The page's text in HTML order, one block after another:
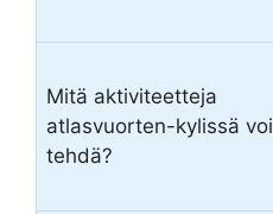
Mitä aktiviteetteja
atlasvuorten-kylissä voi
tehdä?